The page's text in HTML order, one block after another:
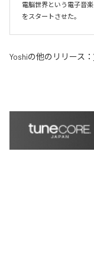
電脳世界という電子音
をスタートさせた。
Yoshiの他のリリース：